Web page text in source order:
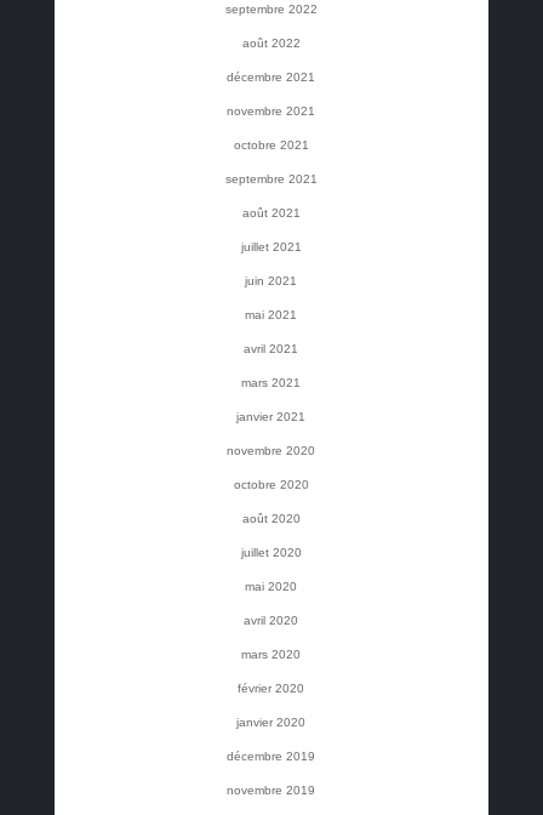
septembre 2022
août 2022
décembre 2021
novembre 2021
octobre 2021
septembre 2021
août 2021
juillet 2021
juin 2021
mai 2021
avril 2021
mars 2021
janvier 2021
novembre 2020
octobre 2020
août 2020
juillet 2020
mai 2020
avril 2020
mars 2020
février 2020
janvier 2020
décembre 2019
novembre 2019